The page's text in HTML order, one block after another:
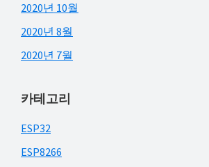
2020년 10월
2020년 8월
2020년 7월
카테고리
ESP32
ESP8266